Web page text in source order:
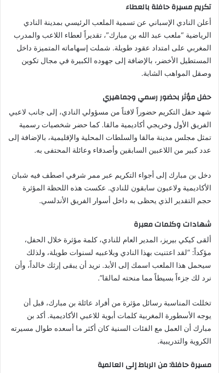
تكريم مسيرة حافلة بالعطاء
أعلن النادي الإسباني عن تسمية الملعب الرئيسي بمدينة النادي
الرياضية “ملعب عبد الله بن مبارك”، تقديراً لعطاء اللاعب والمدرب
المغربي على امتداد عقود طويلة. شملت إسهاماته المتميزة داخل
المستطيل الأخضر، بالإضافة إلى جهوده الكبيرة في مجال تكوين
وصقل المواهب الشابة.
حفل مؤثر بحضور رسمي وجماهيري
شهد حفل التكريم حضوراً لافتاً من مسؤولي النادي، إلى جانب لاعبي
الفريق الأول وخريجي أكاديمية مالقا. كما حضر شخصيات رسمية
تمثل مجلس مدينة مالقا والسلطات المحلية والإقليمية، بالإضافة إلى
عدد كبير من اللاعبين السابقين وأصدقاء وعائلة المحتفى به.
دخل بن مبارك إلى أجواء التكريم عبر ممر شرفي اصطف فيه شبان
الأكاديمية ولاعبون سابقون للنادي. عكست هذه اللحظة المؤثرة
حجم التقدير الذي يحظى به داخل أسوار الفريق الأندلسي.
شهادات وكلمات معبرة
ألقى كيكي بيريز، المدير العام للنادي، كلمة مؤثرة خلال الحفل،
مؤكداً: “لقد اعتنيت بهذا النادي وبلاعبيه لسنوات طويلة، ولذلك
سيحمل هذا الملعب اسمك إلى الأبد. نريد أن يبقى إرثك خالداً، وأن
نرد لك جزءاً بسيطاً مما منحته لمالقا”.
تخللت المناسبة رسائل مؤثرة من أفراد عائلة بن مبارك، قبل أن
يوجه الأسطورة المغربية كلمات أبوية للاعبي الأكاديمية. أكد بن
مبارك أن العمل مع الفئات السنية كان أكثر ما أسعده طوال مسيرته
الكروية والتدريبية.
مسيرة حافلة: من الرباط إلى العالمية